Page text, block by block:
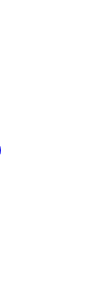
이 감춰진 12년
큼, 철저한 자료
지지 않았던 충
트의 존립을 뒤
보국(NSA), CIA
책을 통해 최
화려한 성공 신
패와 그 과정에
리가 알던 스티
스에 대한 깊이
브 잡스》는 필